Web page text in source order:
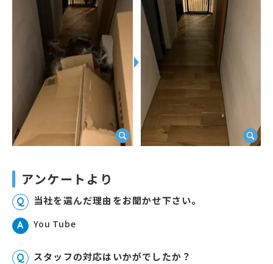
アンケートより
Q 当社を選んだ理由をお聞かせ下さい。
A You Tube
Q スタッフの対応はいかがでしたか？